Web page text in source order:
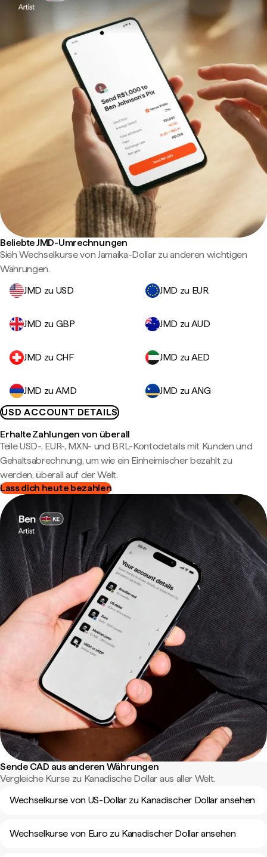
Beliebte JMD-Umrechnungen
Sieh Wechselkurse von Jamaika-Dollar zu anderen wichtigen
Währungen.
JMD zu USD
JMD zu EUR
JMD zu GBP JMD zu AUD
JMD zu CHF JMD zu AED
JMD zu AMD
JMD zu ANG
USD ACCOUNT DETAILS
Erhalte Zahlungen von überall
Teile USD-, EUR-, MXN- und BRL-Kontodetails mit Kunden und
Gehaltsabrechnung, um wie ein Einheimischer bezahlt zu
werden, überall auf der Welt.
Lass dich heute bezahlen
Sende CAD aus anderen Währungen
Vergleiche Kurse zu Kanadische Dollar aus aller Welt.
Wechselkurse von US-Dollar zu Kanadischer Dollar ansehen
Wechselkurse von Euro zu Kanadischer Dollar ansehen